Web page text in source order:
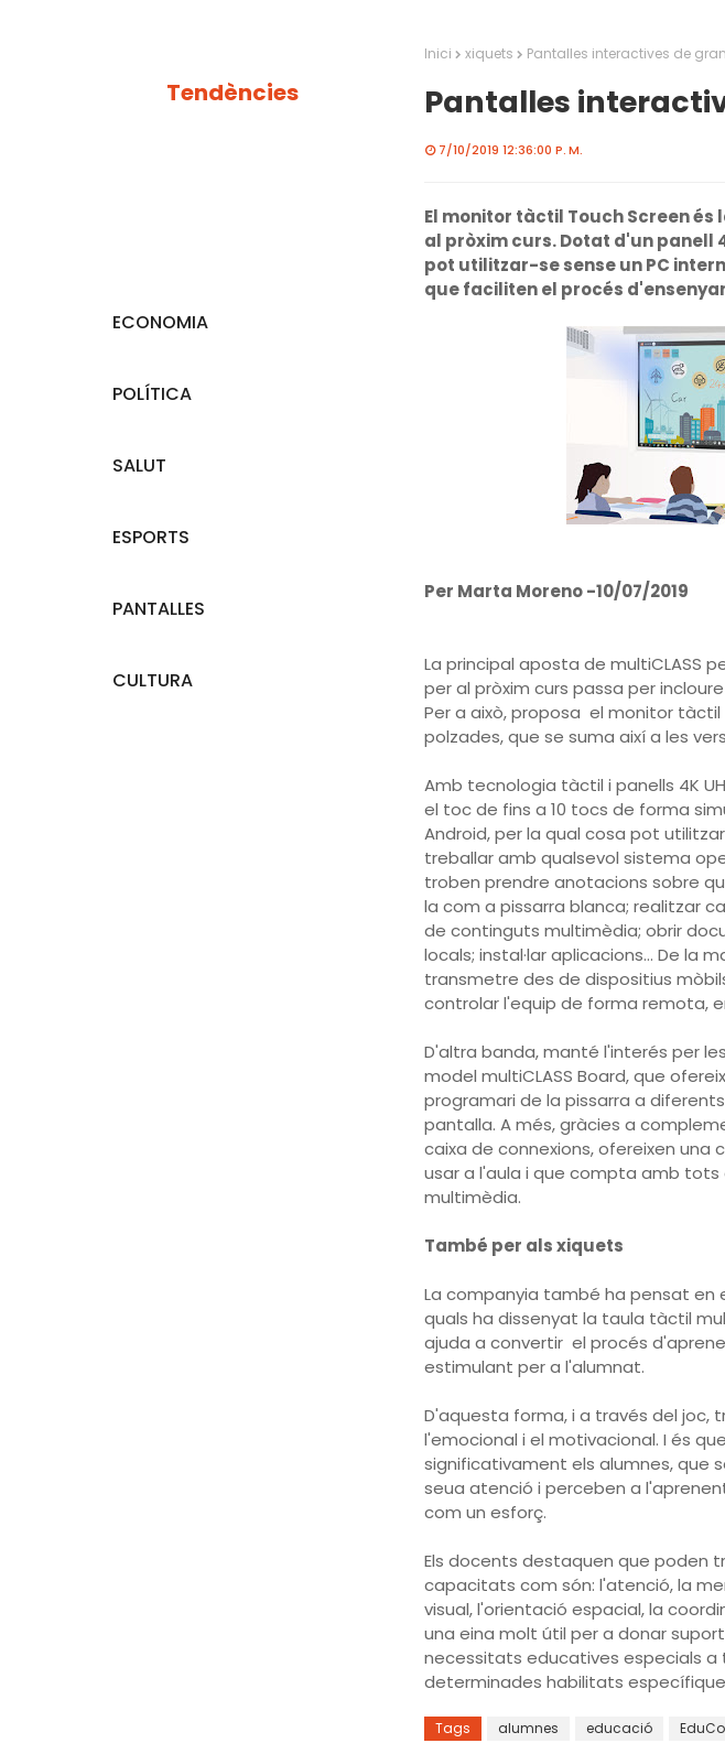
Tendències
ECONOMIA
POLÍTICA
SALUT
ESPORTS
PANTALLES
CULTURA
Inici xiquets Pantalles interactives de
Pantalles
7/10/2019 12:36:00 P. M.
El monitor tàctil Touch Screen
al pròxim curs. Dotat d'un panell
pot utilitzar-se sense un PC
que faciliten el procés
Per Marta Moreno -10/07/2019
La principal aposta de multiCLASS
per al pròxim curs passa per
Per a això, proposa el monitor tàctil
polzades, que se suma així a les
Amb tecnologia tàctil i panells 4K
el toc de fins a 10 tocs de forma
Android, per la qual cosa pot
treballar amb qualsevol sistema
troben prendre anotacions sobre
la com a pissarra blanca; realitzar
de continguts multimèdia; obrir
locals; instal·lar aplicacions… De la
transmetre des de dispositius
controlar l'equip de forma remota,
D'altra banda, manté l'interés per
model multiCLASS Board, que
programari de la pissarra a
pantalla. A més, gràcies a
caixa de connexions, ofereixen una
usar a l'aula i que compta amb
multimèdia.
També per als xiquets
La companyia també ha pensat en
quals ha dissenyat la taula tàctil
ajuda a convertir el procés
estimulant per a l'alumnat.
D'aquesta forma, i a través del joc,
l'emocional i el motivacional. I és
significativament els alumnes, que
seua atenció i perceben a
com un esforç.
Els docents destaquen que poden
capacitats com són: l'atenció, la
visual, l'orientació espacial, la
una eina molt útil per a donar
necessitats educatives especials a
determinades habilitats
Tags alumnes educació